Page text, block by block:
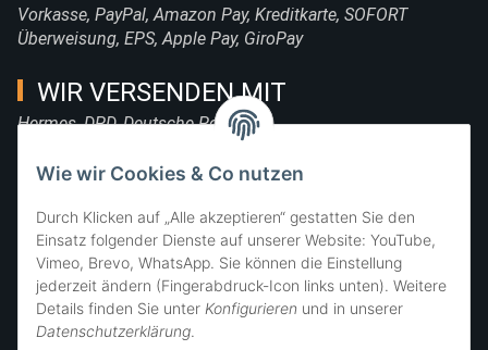
Wie wir Cookies & Co nutzen
Durch Klicken auf „Alle akzeptieren“ gestatten Sie den
Einsatz folgender Dienste auf unserer Website: YouTube,
Vimeo, Brevo, WhatsApp. Sie können die Einstellung
jederzeit ändern (Fingerabdruck-Icon links unten). Weitere
Details finden Sie unter Konfigurieren und in unserer
Datenschutzerklärung.
Vorkasse, PayPal, Amazon Pay, Kreditkarte, SOFORT
Überweisung, EPS, Apple Pay, GiroPay
WIR VERSENDEN MIT
Hermes, DPD, Deutsche Post, DHL
FOLGE UNS
SIE ERREICHEN UNS